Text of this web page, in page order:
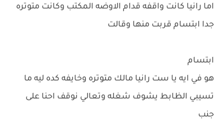
اما رانيا كانت واقفه قدام الاوضه المكتب وكانت متوتره
جدا ابتسام قربت منها وقالت
ابتسام
هو في ايه يا ست رانيا مالك متوتره وخايفه كده ليه ما
تسيبي الظابط يشوف شغله وتعالي نوقف احنا على
جنب